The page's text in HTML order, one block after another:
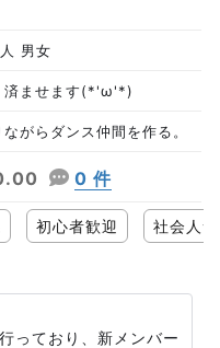
男女
済ませます(*'ω'*)
がらダンス仲間を作る。
0 件
初心者歓迎 社会人
っており、新メンバー